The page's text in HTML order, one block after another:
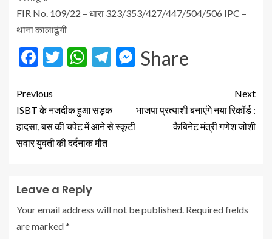
FIR No. 109/22 – धारा 323/353/427/447/504/506 IPC –
थाना कालाढूंगी
Facebook
Twitter
WhatsApp
Telegram
Messenger
Share
Previous
ISBT के नजदीक हुआ सड़क
हादसा, बस की चपेट में आने से स्कूटी
सवार युवती की दर्दनाक मौत
Next
भाजपा प्रत्याशी बनाएंगे नया रिकॉर्ड :
कैबिनेट मंत्री गणेश जोशी
Leave a Reply
Your email address will not be published. Required fields
are marked*